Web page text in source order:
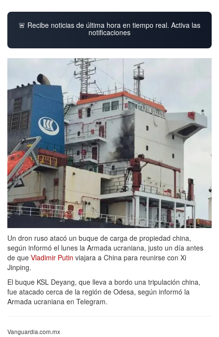
🚨 Recibe noticias de última hora en tiempo real. Activa las
notificaciones
Un dron ruso atacó un buque de carga de propiedad china,
según informó el lunes la Armada ucraniana, justo un día antes
de que Vladimir Putin viajara a China para reunirse con Xi
Jinping.
El buque KSL Deyang, que lleva a bordo una tripulación china,
fue atacado cerca de la región de Odesa, según informó la
Armada ucraniana en Telegram.
Vanguardia.com.mx